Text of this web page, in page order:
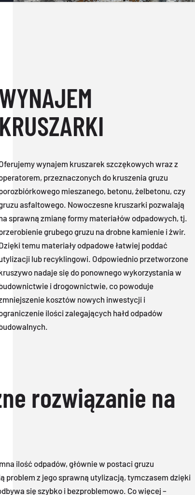
KRUSZARKI
wynajem kruszarek szczękowych wraz z
przeznaczonych do kruszenia gruzu
mieszanego, betonu, żelbetonu, czy
asfaltowego. Nowoczesne kruszarki pozwalają
sprawną zmianę formy materiałów odpadowych, tj.
grubego gruzu na drobne kamienie i żwir.
temu materiały odpadowe łatwiej poddać
lub recyklingowi. Odpowiednio przetworzone
nadaje się do ponownego wykorzystania w
i drogownictwie, co powoduje
kosztów nowych inwestycji i
ilości zalegających hałd odpadów
rozwiązanie na
ilość odpadów, głównie w postaci gruzu
problem z jego sprawną utylizacją, tymczasem dzięki
się szybko i bezproblemowo. Co więcej –